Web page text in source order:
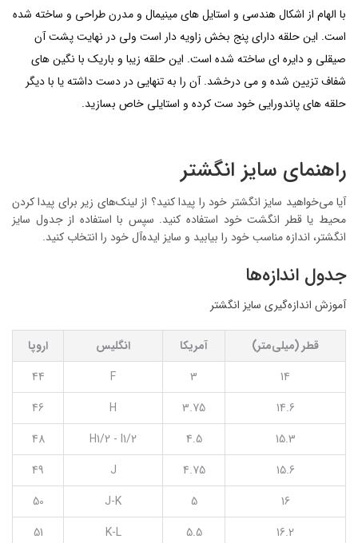
با الهام از اشکال هندسی و استایل های مینیمال و مدرن طراحی و ساخته شده
است. این حلقه دارای پنج بخش زاویه دار است ولی در نهایت پشت آن
صیقلی و دایره ای ساخته شده است. این حلقه زیبا و باریک با نگین های
شفاف تزیین شده و می درخشد. آن را به تنهایی در دست داشته یا با دیگر
حلقه های پاندورایی خود ست کرده و استایلی خاص بسازید.
راهنمای سایز انگشتر
آیا می‌خواهید سایز انگشتر خود را پیدا کنید؟ از لینک‌های زیر برای پیدا کردن
محیط یا قطر انگشت خود استفاده کنید. سپس با استفاده از جدول سایز
انگشتر، اندازه مناسب خود را بیابید و سایز ایده‌آل خود را انتخاب کنید.
جدول اندازه‌ها
آموزش اندازه‌گیری سایز انگشتر
قطر (میلی‌متر) آمریکا انگلیس
اروپا
14
3
F
44
14.6
3.75
H
46
15.3
4.5
H1/2 - I1/2
48
15.6
4.75
J
49
16
5
J-K
50
16.2
5.5
K-L
51